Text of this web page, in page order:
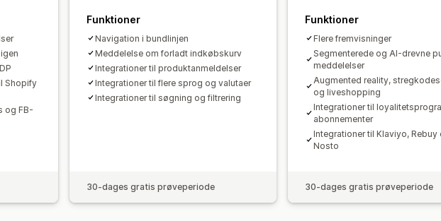
Shopify
og FB-
Funktioner
Navigation i bundlinjen
Meddelelse om forladt indkøbskurv
Integrationer til produktanmeldelser
Integrationer til flere sprog og valutaer
Integrationer til søgning og filtrering
30-dages gratis prøveperiode
Funktioner
Flere fremvisninger
Segmenterede og AI-drevne
meddelelser
Augmented reality,
og liveshopping
Integrationer til
abonnementer
Integrationer til Klaviyo, Rebuy
Nosto
30-dages gratis prøveperiode